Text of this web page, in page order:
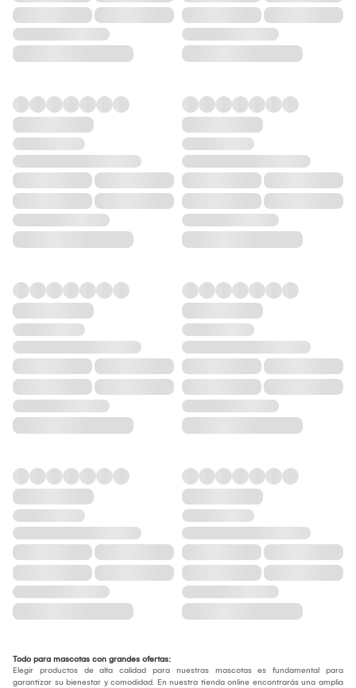
Todo para mascotas con grandes ofertas:
Elegir productos de alta calidad para nuestras mascotas es fundamental para
garantizar su bienestar y comodidad. En nuestra tienda online encontrarás una amplia